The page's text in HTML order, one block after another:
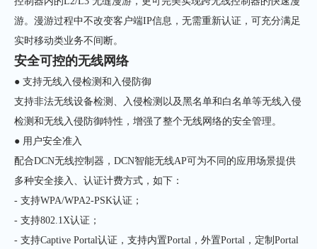
游。漫游过程中不改变客户端IP信息，无需重新认证，可充分满足
实时移动类业务不间断。
安全可控的无线网络
● 支持无线入侵检测和入侵防御
支持非法无线设备检测、入侵检测以及黑名单和白名单等无线入侵
检测和无线入侵防御特性，增强了整个无线网络的安全管理。
● 用户安全准入
配合DCN无线控制器，DCN智能无线AP可为不同的应用场景提供
多种安全接入、认证计费方式，如下：
- 支持WPA/WPA2-PSK认证；
- 支持802.1X认证；
- 支持Captive Portal认证，支持内置Portal，外置Portal，定制Portal